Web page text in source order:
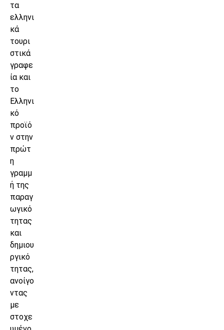
τα
ελληνι
κά
τουρι
στικά
γραφε
ία και
το
Ελληνι
κό
προϊό
ν στην
πρώτ
η
γραμμ
ή της
παραγ
ωγικό
τητας
και
δημιου
ργικό
τητας,
ανοίγο
ντας
με
στοχε